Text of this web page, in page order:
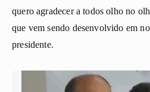
quero agradecer a todos olho no
que vem sendo desenvolvido em
presidente.